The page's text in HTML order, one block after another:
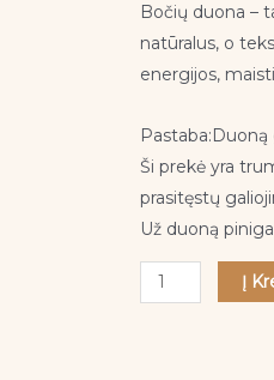
Bočių duona –
natūralus, o
energijos,
Pastaba:Duoną
Ši prekė yra
prasitęstų
Už duoną
IŠSIUNTIMAS
Rugpjūčio
17/18d
Į